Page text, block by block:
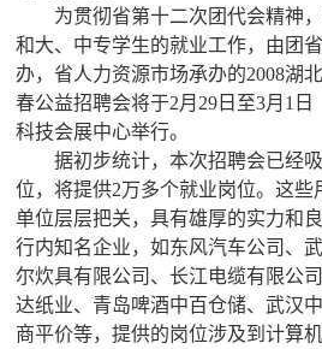
为贯彻省第十二次团代会精神
和大、中专学生的就业工作，由团
办，省人力资源市场承办的2008湖
春公益招聘会将于2月 29 日至3月 1 日
科技会展中心举行。
据初步统计，本次招聘会已经
位，将提供2万多个就业岗位。这些
单位层层把关，具有雄厚的实力和
行内知名企业，如东风汽车公司、
尔炊具有限公司、长江电缆有限公
达纸业、青岛啤酒中百仓储、武汉
商平价等，提供的岗位涉及到计算